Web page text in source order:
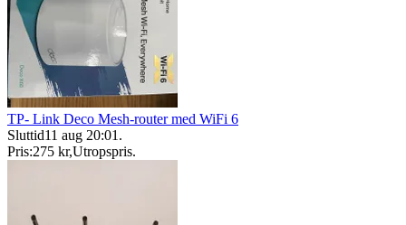
TP- Link Deco Mesh-router med WiFi 6
Sluttid11 aug 20:01 .
Pris:275 kr,Utropspris.